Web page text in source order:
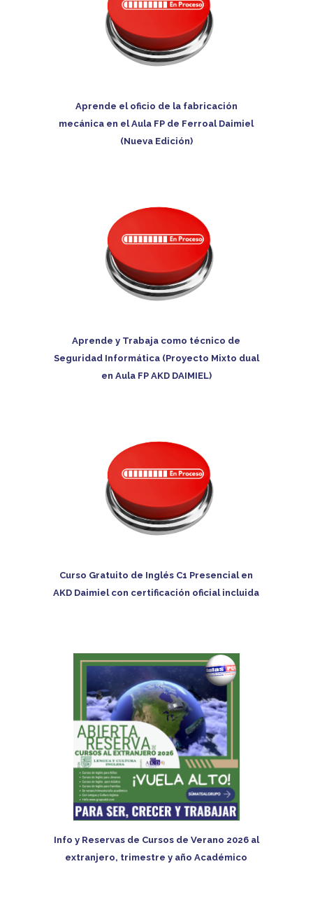
Aprende el oficio de la fabricación
mecánica en el Aula FP de Ferroal Daimiel
(Nueva Edición)
Aprende y Trabaja como técnico de
Seguridad Informática (Proyecto Mixto dual
en Aula FP AKD DAIMIEL)
Curso Gratuito de Inglés C1 Presencial en
AKD Daimiel con certificación oficial incluida
Info y Reservas de Cursos de Verano 2026 al
extranjero, trimestre y año Académico